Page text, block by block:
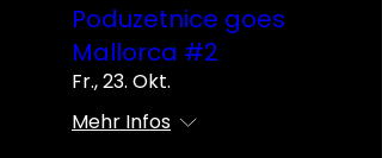
Poduzetnice goes
Mallorca #2
Fr., 23. Okt.
Mehr Infos